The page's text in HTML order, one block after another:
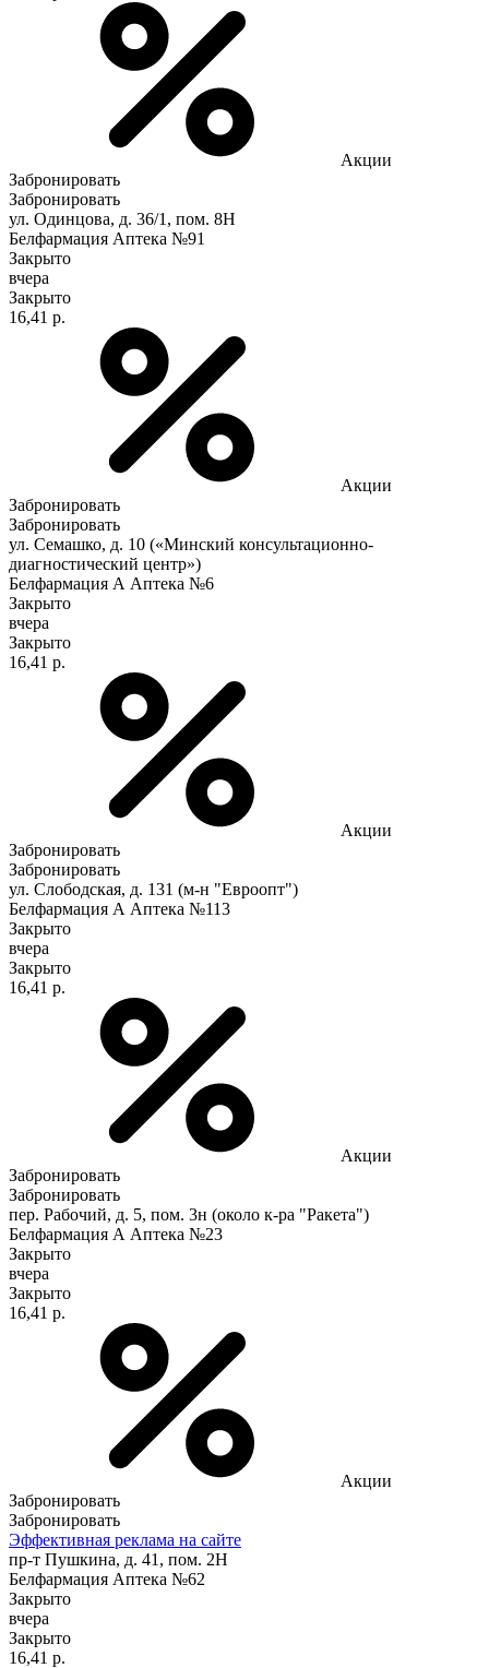
Акции
Забронировать
Забронировать
ул. Одинцова, д. 36/1, пом. 8Н
Белфармация Аптека №91
Закрыто
вчера
Закрыто
16,41 р.
Акции
Забронировать
Забронировать
ул. Семашко, д. 10 («Минский консультационно-
диагностический центр»)
Белфармация А Аптека №6
Закрыто
вчера
Закрыто
16,41 р.
Акции
Забронировать
Забронировать
ул. Слободская, д. 131 (м-н "Евроопт")
Белфармация А Аптека №113
Закрыто
вчера
Закрыто
16,41 р.
Акции
Забронировать
Забронировать
пер. Рабочий, д. 5, пом. 3н (около к-ра "Ракета")
Белфармация А Аптека №23
Закрыто
вчера
Закрыто
16,41 р.
Акции
Забронировать
Забронировать
Эффективная реклама на сайте
пр-т Пушкина, д. 41, пом. 2Н
Белфармация Аптека №62
Закрыто
вчера
Закрыто
16,41 р.